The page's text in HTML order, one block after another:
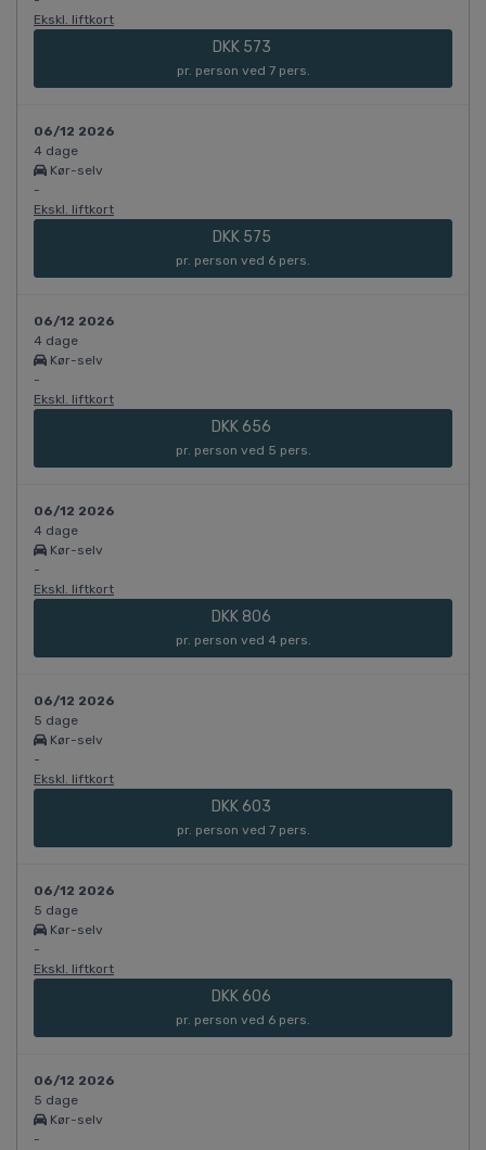
Ekskl. liftkort
DKK 573
pr. person ved 7 pers.
06/12 2026
4 dage
Kør-selv
-
Ekskl. liftkort
DKK 575
pr. person ved 6 pers.
06/12 2026
4 dage
Kør-selv
-
Ekskl. liftkort
DKK 656
pr. person ved 5 pers.
06/12 2026
4 dage
Kør-selv
-
Ekskl. liftkort
DKK 806
pr. person ved 4 pers.
06/12 2026
5 dage
Kør-selv
-
Ekskl. liftkort
DKK 603
pr. person ved 7 pers.
06/12 2026
5 dage
Kør-selv
-
Ekskl. liftkort
DKK 606
pr. person ved 6 pers.
06/12 2026
5 dage
Kør-selv
-